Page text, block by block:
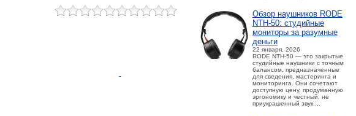
Обзор наушников RODE
NTH-50: студийные
мониторы за разумные
деньги
22 января, 2026
RODE NTH-50 — это закрытые
студийные наушники с точным
балансом, предназначенные
для сведения, мастеринга и
мониторинга. Они сочетают
доступную цену, продуманную
эргономику и честный, не
приукрашенный звук....